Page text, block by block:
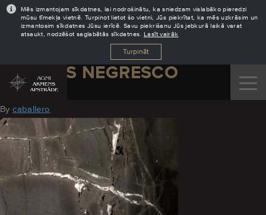
Mēs izmantojam sīkdatnes, lai nodrošinātu, ka sniedzam vislabāko pieredzi
mūsu tīmekļa vietnē. Turpinot lietot šo vietni, Jūs piekrītat, ka mēs uzkrāsim un
izmantosim sīkdatnes Jūsu ierīcē. Savu piekrišanu Jūs jebkurā laikā varat
atsaukt, nodzēšot saglabātās sīkdatnes. Lasīt vairāk
Turpināt
GRANITS NEGRESCO
August 6, 2020
Bycaballero